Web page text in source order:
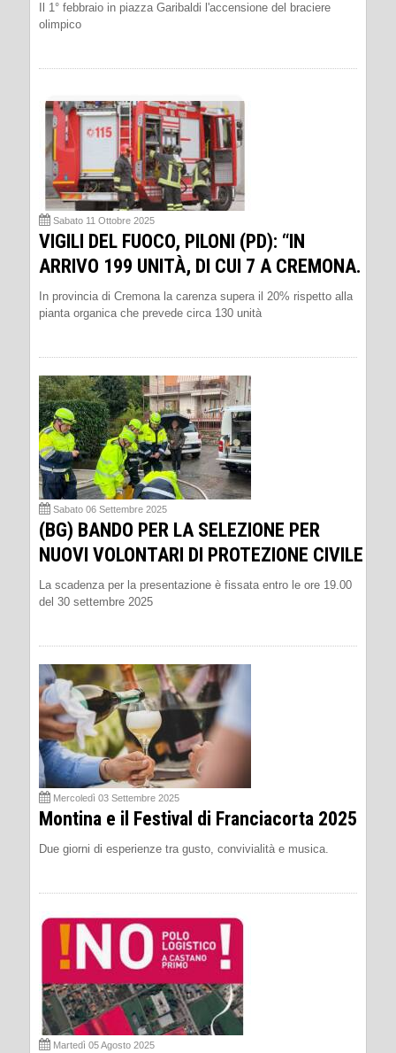
Il 1° febbraio in piazza Garibaldi l'accensione del braciere
olimpico
Sabato 11 Ottobre 2025
VIGILI DEL FUOCO, PILONI (PD): “IN
ARRIVO 199 UNITÀ, DI CUI 7 A CREMONA.
In provincia di Cremona la carenza supera il 20% rispetto alla
pianta organica che prevede circa 130 unità
Sabato 06 Settembre 2025
(BG) BANDO PER LA SELEZIONE PER
NUOVI VOLONTARI DI PROTEZIONE CIVILE
La scadenza per la presentazione è fissata entro le ore 19.00
del 30 settembre 2025
Mercoledì 03 Settembre 2025
Montina e il Festival di Franciacorta 2025
Due giorni di esperienze tra gusto, convivialità e musica.
Martedì 05 Agosto 2025